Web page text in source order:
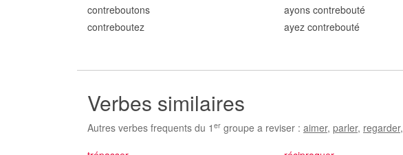
contreboutons
contreboutez
ayons contrebouté
ayez contrebouté
Verbes similaires
Autres verbes frequents du 1 er groupe a reviser : aimer, parler, regarder,